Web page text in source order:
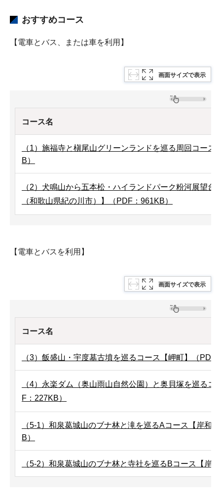
おすすめコース
【電車とバス、または車を利用】
画面サイズで表示
コース名
（1）施福寺と槇尾山グリーンランドを巡る周回コース
B）
（2）犬鳴山から五本松・ハイランドパーク粉河展望台
（和歌山県紀の川市）】（PDF：961KB）
【電車とバスを利用】
画面サイズで表示
コース名
（3）飯盛山・宇度墓古墳を巡るコース【岬町】（PDF
（4）永楽ダム（奥山雨山自然公園）と奥貝塚を巡る
F：227KB）
（5-1）和泉葛城山のブナ林と滝を巡るAコース【岸和
B）
（5-2）和泉葛城山のブナ林と寺社を巡るBコース【岸